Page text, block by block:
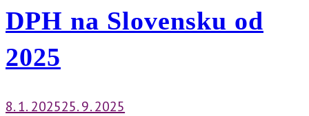
DPH na Slovensku od
2025
8. 1. 202525. 9. 2025